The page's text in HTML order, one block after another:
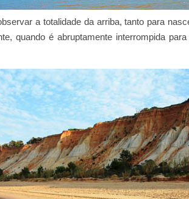
a totalidade da arriba, tanto para
quando é abruptamente interrompida